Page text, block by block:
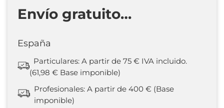
Envío gratuito…
España
Particulares: A partir de 75 € IVA incluido.
(61,98 € Base imponible)
Profesionales: A partir de 400 € (Base
imponible)